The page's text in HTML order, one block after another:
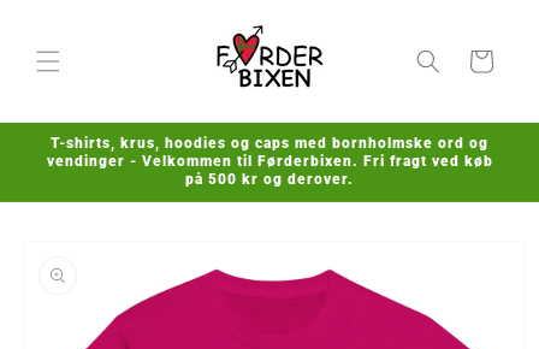
Indkøbskurv
T-shirts, krus, hoodies og caps med bornholmske ord og
vendinger - Velkommen til Førderbixen. Fri fragt ved køb
på 500 kr og derover.